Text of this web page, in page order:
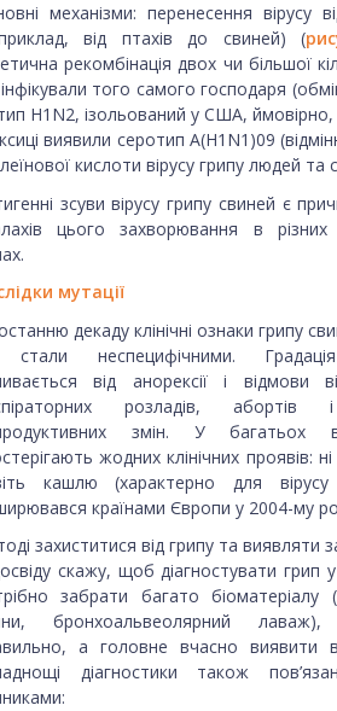
механізми: перенесення вірусу
від птахів до свиней) (
рекомбінація двох чи більшої
інфікували того самого господаря
H1N2, ізольований у США,
виявили серотип А(H1N1)09
кислоти вірусу грипу людей та
зсуви вірусу грипу свиней є
цього захворювання в різних
мутації
декаду клінічні ознаки грипу
неспецифічними.
від анорексії і відмови
розладів, абортів
змін. У багатьох
жодних клінічних проявів:
кашлю (характерно для
країнами Європи у 2004-му
захиститися від грипу та виявляти
скажу, щоб діагностувати грип у
забрати багато біоматеріалу
бронхоальвеолярний
а головне вчасно виявити
діагностики також